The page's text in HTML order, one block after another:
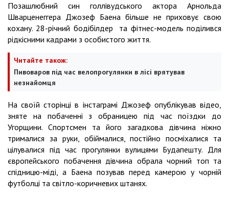
Позашлюбний син голлівудського актора Арнольда
Шварценеггера Джозеф Баена більше не приховує свою
кохану. 28-річний бодібілдер та фітнес-модель поділився
рідкісними кадрами з особистого життя.
Читайте також:
Пивоваров під час велопрогулянки в лісі врятував
незнайомця
На своїй сторінці в інстаграмі Джозеф опублікував відео,
зняте на побаченні з обраницею під час поїздки до
Угорщини. Спортсмен та його загадкова дівчина ніжно
трималися за руки, обіймалися, постійно посміхалися та
цілувалися під час прогулянки вулицями Будапешту. Для
європейського побачення дівчина обрала чорний топ та
спідницю-міді, а Баена позував перед камерою у чорній
футболці та світло-коричневих штанях.